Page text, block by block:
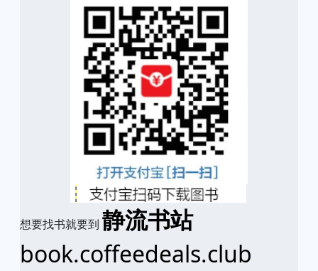
想要找书就要到 静流书站
book.coffeedeals.club